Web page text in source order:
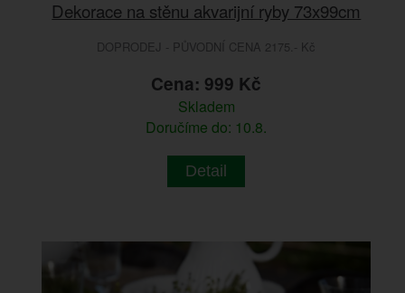
Dekorace na stěnu akvarijní ryby 73x99cm
DOPRODEJ - PŮVODNÍ CENA 2175.- Kč
Cena: 999 Kč
Skladem
Doručíme do: 10.8.
Detail